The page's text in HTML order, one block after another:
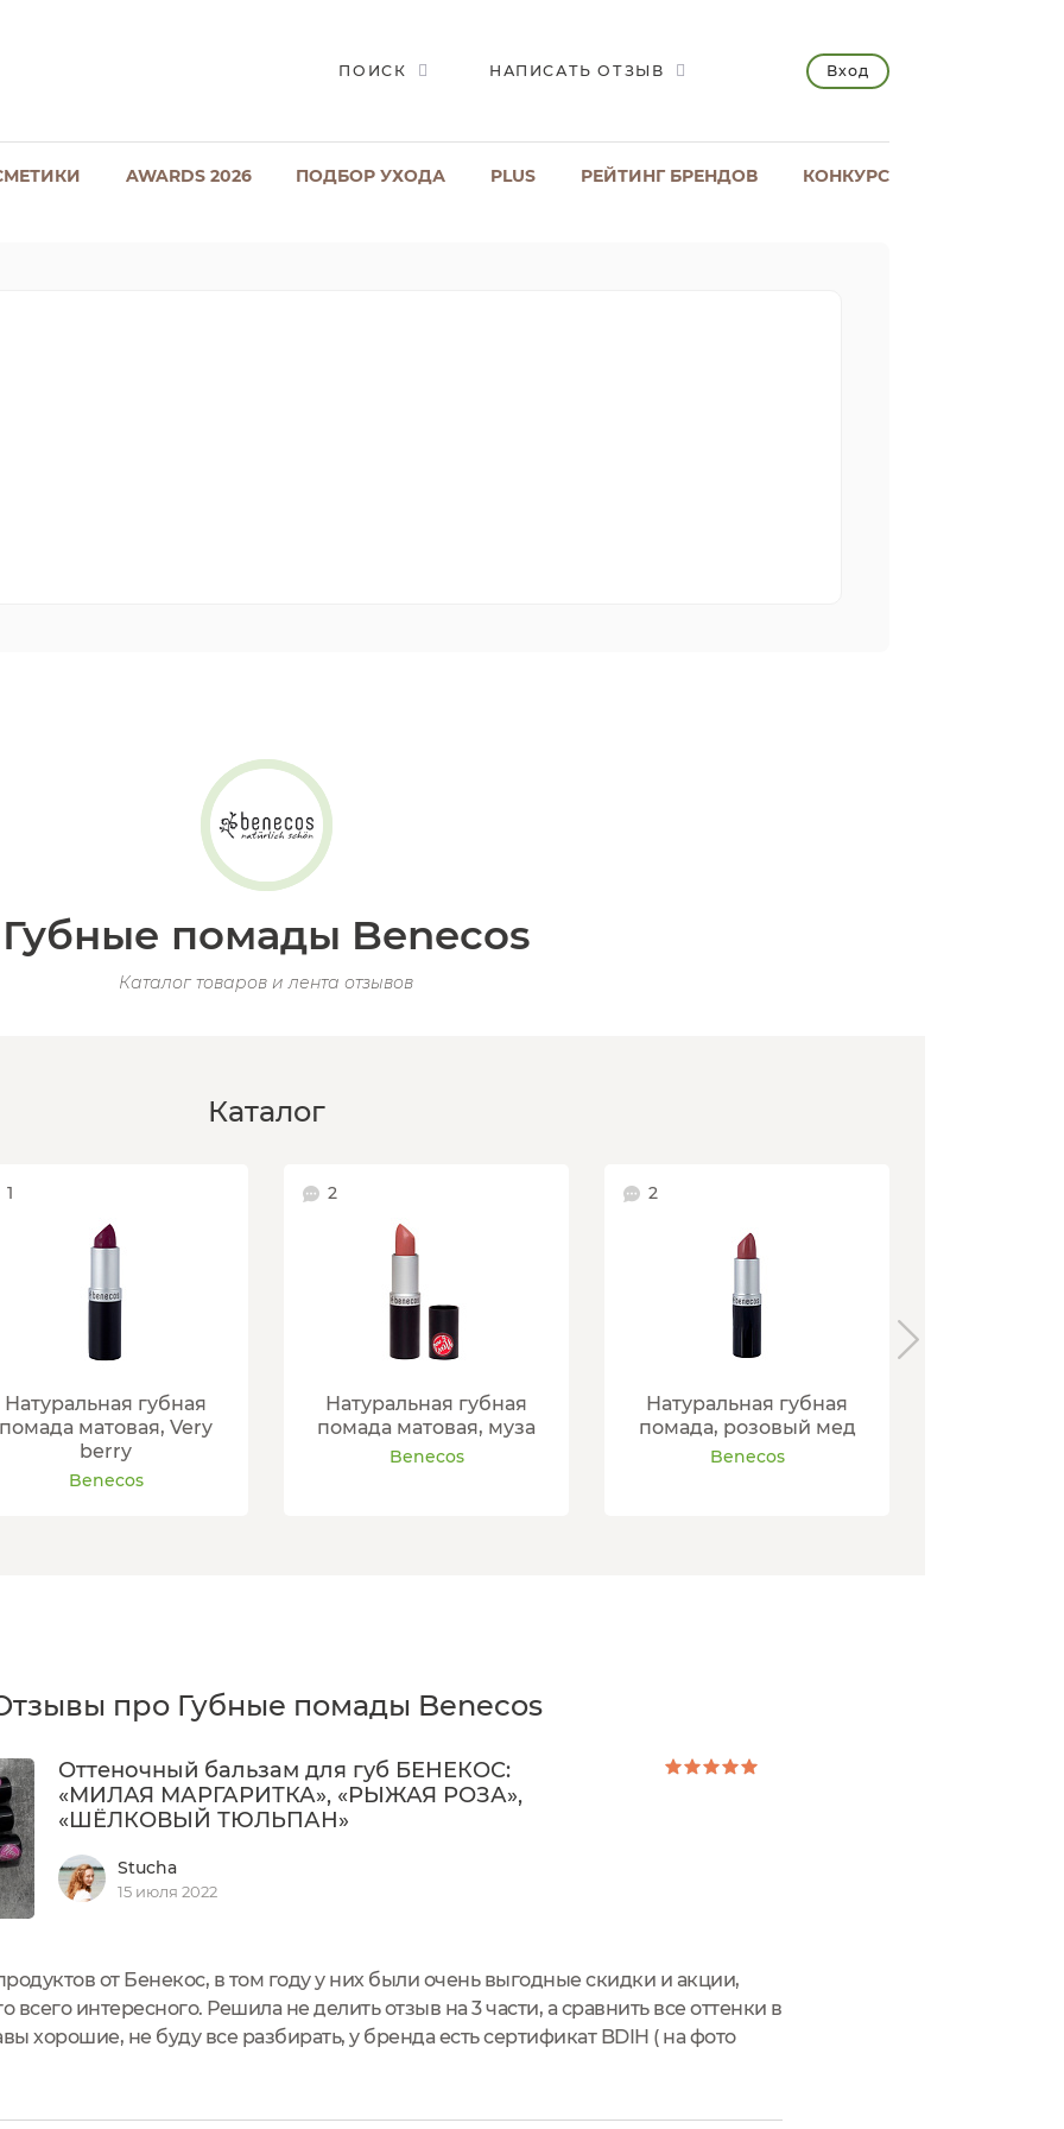
ПОИСК НАПИСАТЬ ОТЗЫВ Вход
AWARDS 2026 ПОДБОР УХОДА PLUS РЕЙТИНГ БРЕНДОВ КОНКУРС
Губные помады Benecos
Каталог товаров и лента отзывов
Каталог
1
Натуральная губная
помада матовая, Very
berry
Benecos
2
Натуральная губная
помада матовая, муза
Benecos
2
Натуральная губная
помада, розовый мед
Benecos
про Губные помады Benecos
Оттеночный бальзам для губ БЕНЕКОС:
«МИЛАЯ МАРГАРИТКА», «РЫЖАЯ РОЗА»,
«ШЁЛКОВЫЙ ТЮЛЬПАН»
Stucha
15 июля 2022
от Бенекос, в том году у них были очень выгодные скидки и акции,
всего интересного. Решила не делить отзыв на 3 части, а сравнить все оттенки в
хорошие, не буду все разбирать, у бренда есть сертификат BDIH ( на фото